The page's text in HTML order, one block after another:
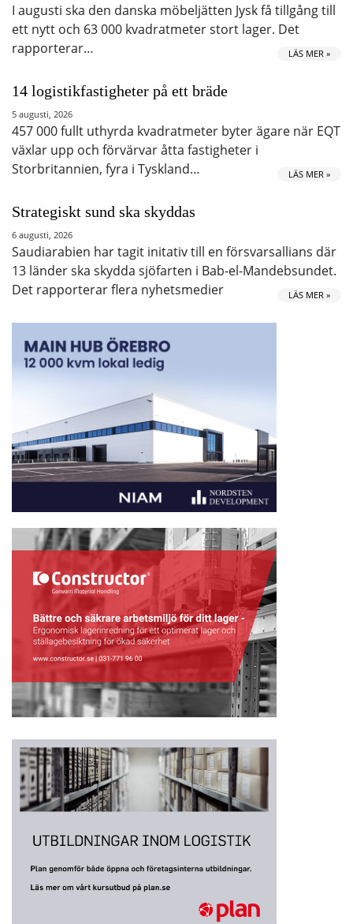
I augusti ska den danska möbeljätten Jysk få tillgång till
ett nytt och 63 000 kvadratmeter stort lager. Det
rapporterar…
LÄS MER »
14 logistikfastigheter på ett bräde
5 augusti, 2026
457 000 fullt uthyrda kvadratmeter byter ägare när EQT
växlar upp och förvärvar åtta fastigheter i
Storbritannien, fyra i Tyskland…
LÄS MER »
Strategiskt sund ska skyddas
6 augusti, 2026
Saudiarabien har tagit initativ till en försvarsallians där
13 länder ska skydda sjöfarten i Bab-el-Mandebsundet.
Det rapporterar flera nyhetsmedier
LÄS MER »